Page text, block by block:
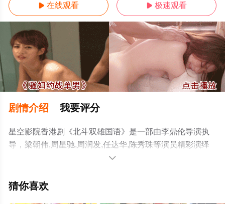
 在线观看  极速观看
剧情介绍 我要评分
星空影院香港剧《北斗双雄国语》是一部由李鼎伦导演执
导，梁朝伟,周星驰,周润发,任达华,陈秀珠等演员精彩演绎
的香港电视剧，大结局剧情已揭晓（已完结），手机免费
相关信息可移步至豆瓣电视剧、电视猫或剧情网等平台了

猜你喜欢